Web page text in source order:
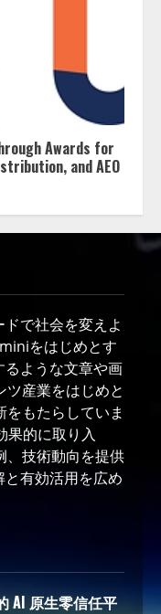
Awards for
and AEO
で社会を変えよ
をはじめとす
るような文章や画
産業をはじめと
もたらしていま
果的に取り入
、技術動向を提供
有効活用を広め
AI 原生零信任平